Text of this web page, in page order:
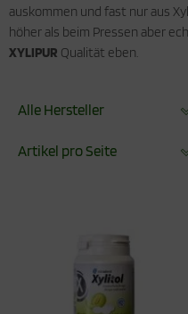
auskommen und fast nur aus
höher als beim Pressen aber
XYLIPUR Qualität eben.
Alle Hersteller
Artikel pro Seite